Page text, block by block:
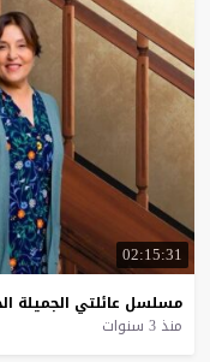
02:15:31
مسلسل عائلتي الجميلة
منذ 3 سنوات